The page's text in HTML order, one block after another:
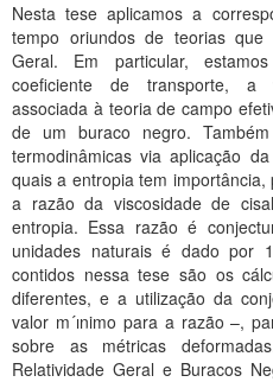
Controladoria-Geral da União
Ministério da Mulher, da Família e dos
Secretaria-Geral
Secretaria de Governo
Gabinete de Segurança Institucional
Advocacia-Geral da União
Banco Central do Brasil
Planalto
Nesta tese aplicamos a
tempo oriundos de teorias que
Geral. Em particular,
coeficiente de transporte, a
associada à teoria de campo
de um buraco negro.
termodinâmicas via aplicação
quais a entropia tem
a razão da viscosidade de
entropia. Essa razão é
unidades naturais é dado por
contidos nessa tese são os
diferentes, e a utilização da
valor m´ınimo para a razão –,
sobre as métricas
Relatividade Geral e Buracos